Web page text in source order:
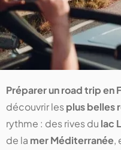
Préparer un road trip en
découvrir lesplus belles
rythme : des rives du lac
de la mer Méditerranée,